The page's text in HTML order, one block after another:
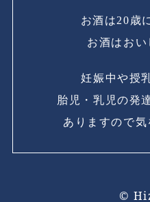
お酒は20歳
お酒はおい
妊娠中や授
胎児・乳児の発
ありますので気
©